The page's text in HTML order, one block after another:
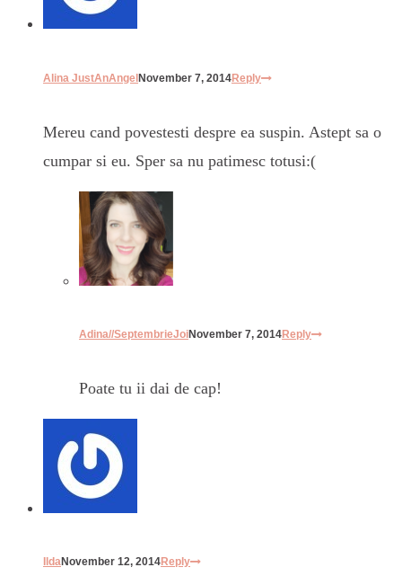
Alina JustAnAngelNovember 7, 2014Reply
Mereu cand povestesti despre ea suspin. Astept sa o
cumpar si eu. Sper sa nu patimesc totusi:(
Adina//SeptembrieJoiNovember 7, 2014Reply
Poate tu ii dai de cap!
IldaNovember 12, 2014Reply